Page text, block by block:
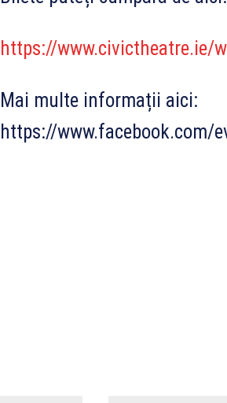
https://www.civictheatre.ie/
Mai multe informații aici:
https://www.facebook.com/